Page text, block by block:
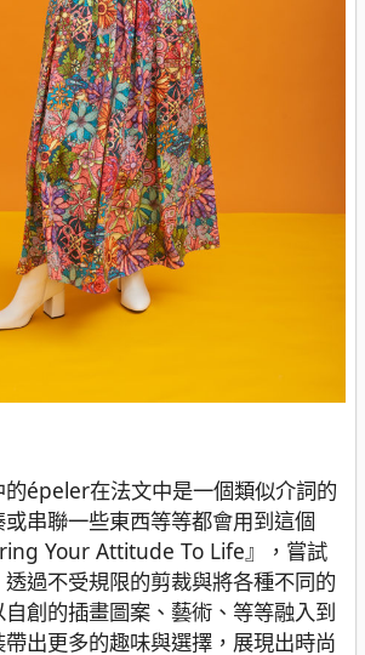
的épeler在法文中是一個類似介詞的
串聯一些東西等等都會用到這個
Your Attitude To Life』，嘗試
過不受規限的剪裁與將各種不同的
創的插畫圖案、藝術、等等融入到
出更多的趣味與選擇，展現出時尚